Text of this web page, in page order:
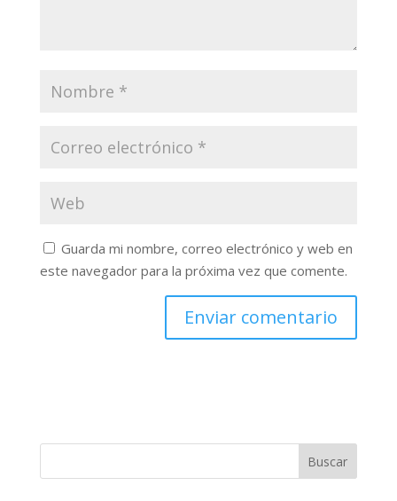
Guarda mi nombre, correo electrónico y web en
este navegador para la próxima vez que comente.
Buscar